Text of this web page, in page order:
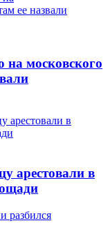
московского
арестовали в